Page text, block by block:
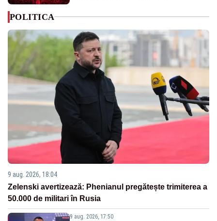
POLITICA
9 aug. 2026, 18:04
Zelenski avertizează: Phenianul pregătește trimiterea a
50.000 de militari în Rusia
9 aug. 2026, 17:50